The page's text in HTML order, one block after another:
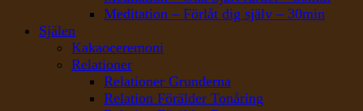
Meditation – Förlåt dig själv – 30min
Själen
Kakaoceremoni
Relationer
Relationer Grunderna
Relation Förälder Tonåring